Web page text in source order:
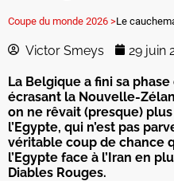
Coupe du monde 2026 >
Victor Smeys 29 juin
La Belgique a fini sa
écrasant la Nouvelle-
on ne rêvait (presque)
l’Egypte, qui n’est pas
véritable coup de chance
l’Egypte face à l’Iran en
Diables Rouges.